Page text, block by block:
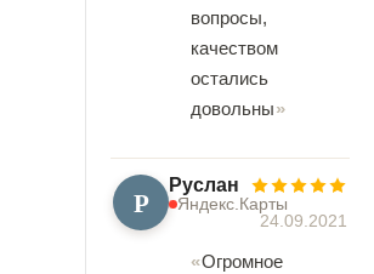
вопросы,
качеством
остались
довольны
Р Руслан
Яндекс.Карты
24.09.2021
Огромное